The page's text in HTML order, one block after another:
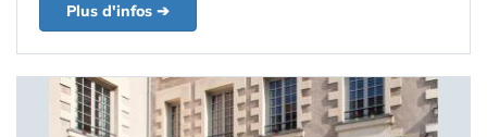
Plus d'infos ➔